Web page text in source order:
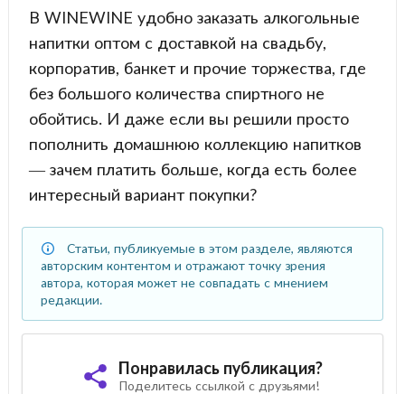
В WINEWINE удобно заказать алкогольные
напитки оптом с доставкой на свадьбу,
корпоратив, банкет и прочие торжества, где
без большого количества спиртного не
обойтись. И даже если вы решили просто
пополнить домашнюю коллекцию напитков
— зачем платить больше, когда есть более
интересный вариант покупки?
Статьи, публикуемые в этом разделе, являются
авторским контентом и отражают точку зрения
автора, которая может не совпадать с мнением
редакции.
Понравилась публикация?
Поделитесь ссылкой с друзьями!